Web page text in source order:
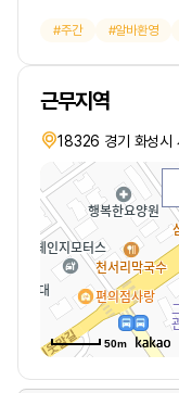
주간 알바환영
근무지역
18326 경기 화성시
50m